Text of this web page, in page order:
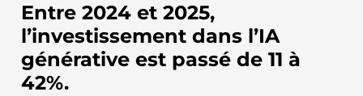
Entre 2024 et 2025,
l’investissement dans l’IA
générative est passé de 11 à
42%.